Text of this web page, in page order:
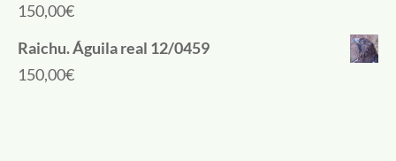
150,00€
Raichu. Águila real 12/0459
150,00€